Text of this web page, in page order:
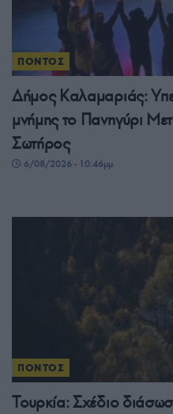
ΠΟΝΤΟΣ
Δήμος Καλαμαριάς:
μνήμης το Πανηγύρι
Σωτήρος
6/08/2026 - 10:46μμ
ΠΟΝΤΟΣ
Τουρκία: Σχέδιο